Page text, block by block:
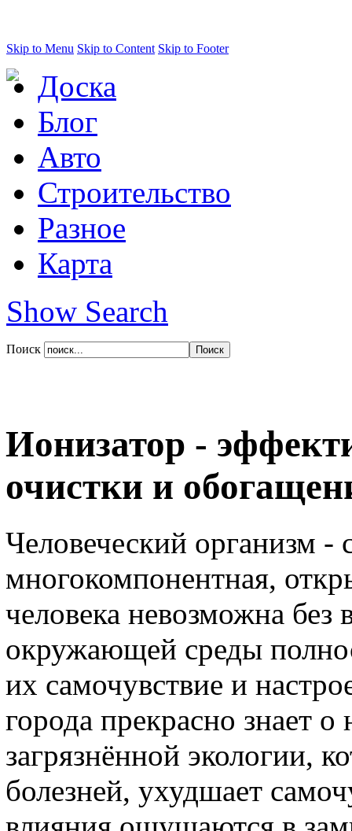
Skip to Menu Skip to Content Skip to Footer
Доска
Блог
Авто
Строительство
Разное
Карта
Show Search
Поиск
Ионизатор -
очистки и
Человеческий организм -
многокомпонентная,
человека невозможна без
окружающей среды
их самочувствие и
города прекрасно знает
загрязнённой экологии,
болезней, ухудшает